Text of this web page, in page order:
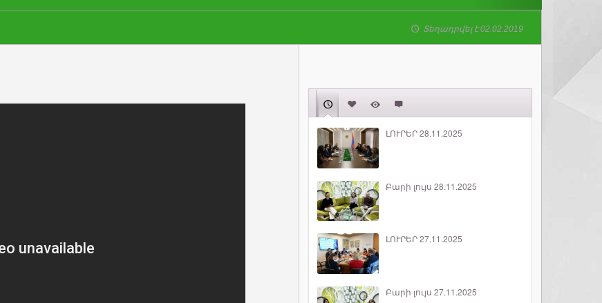
Տեղադրվել է 02.02.2019
ԼՈՒՐԵՐ 28.11.2025
Բարի լույս 28.11.2025
ԼՈՒՐԵՐ 27.11.2025
Բարի լույս 27.11.2025